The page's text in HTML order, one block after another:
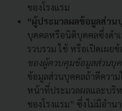
ของโรง
“ผู้ประมวลผลข้อมูลส่วน
บุคคลหรือนิติบุคคลซึ่งดำเ
รวบรวม ใช้ หรือเปิดเผย
ของผู้ควบคุมข้อมูลส่วนบุ
ข้อมูลส่วนบุคคลถ้าตีความ
หน้าที่ประมวลผลและบริ
ของโรงแรม” ซึ่งไม่มีอำ